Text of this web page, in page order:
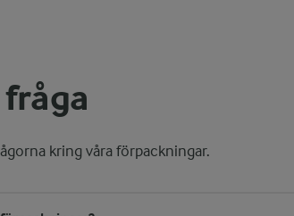
fråga
kring våra förpackningar.